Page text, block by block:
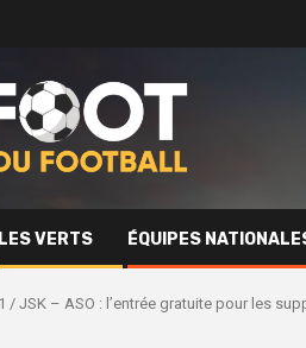
LES VERTS ÉQUIPES
/ JSK – ASO : l’entrée gratuite pour les